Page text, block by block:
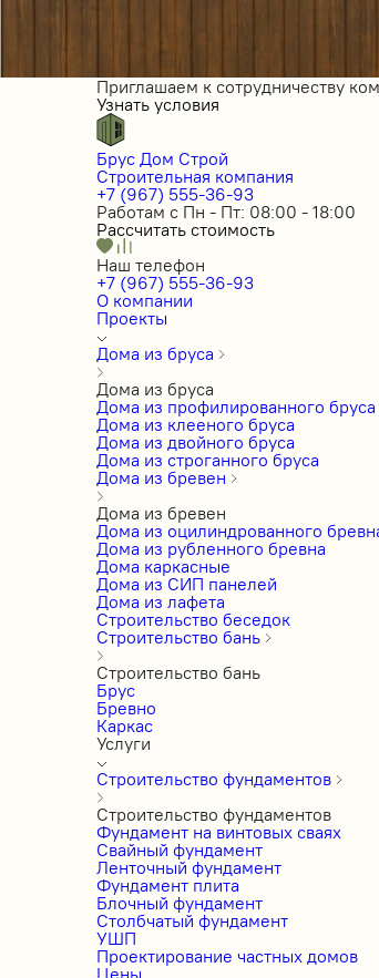
Приглашаем к сотрудничеству
Узнать условия
Брус Дом Строй
Строительная компания
+7 (967) 555-36-93
Работам с Пн - Пт: 08:00 - 18:00
Рассчитать стоимость
Наш телефон
+7 (967) 555-36-93
О компании
Проекты
Дома из бруса
Дома из бруса
Дома из профилированного бруса
Дома из клееного бруса
Дома из двойного бруса
Дома из строганного бруса
Дома из бревен
Дома из бревен
Дома из оцилиндрованного
Дома из рубленного бревна
Дома каркасные
Дома из СИП панелей
Дома из лафета
Строительство беседок
Строительство бань
Строительство бань
Брус
Бревно
Каркас
Услуги
Строительство фундаментов
Строительство фундаментов
Фундамент на винтовых сваях
Свайный фундамент
Ленточный фундамент
Фундамент плита
Блочный фундамент
Столбчатый фундамент
УШП
Проектирование частных домов
Цены